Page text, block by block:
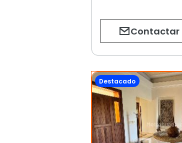
Contactar
Destacado